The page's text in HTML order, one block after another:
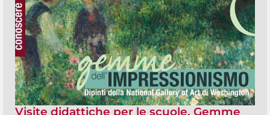
Visite didattiche per le scuole. Gemme